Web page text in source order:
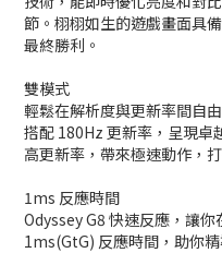
節。栩栩如生的遊戲畫面具
最終勝利。
雙模式
輕鬆在解析度與更新率間自
搭配 180Hz 更新率，呈現卓
高更新率，帶來極速動作，
1ms 反應時間
Odyssey G8 快速反應，讓
1ms(GtG) 反應時間，助你